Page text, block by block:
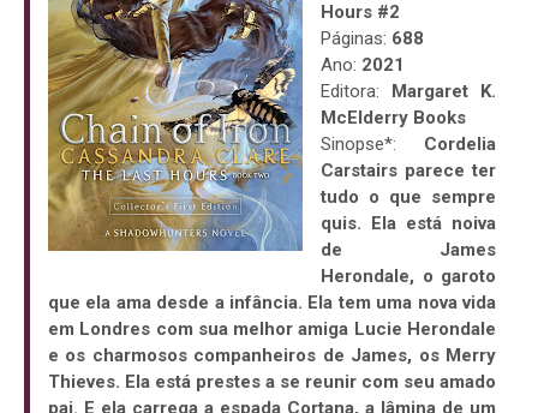
Hours #2
Páginas: 688
Ano: 2021
Editora:
Margaret K.
McElderry Books
Sinopse*: Cordelia
Carstairs parece ter
tudo o que sempre
quis. Ela está noiva
de James
Herondale, o garoto
que ela ama desde a infância. Ela tem uma nova vida
em Londres com sua melhor amiga Lucie Herondale
e os charmosos companheiros de James, os Merry
Thieves. Ela está prestes a se reunir com seu amado
pai. E ela carrega a espada Cortana, a lâmina de um